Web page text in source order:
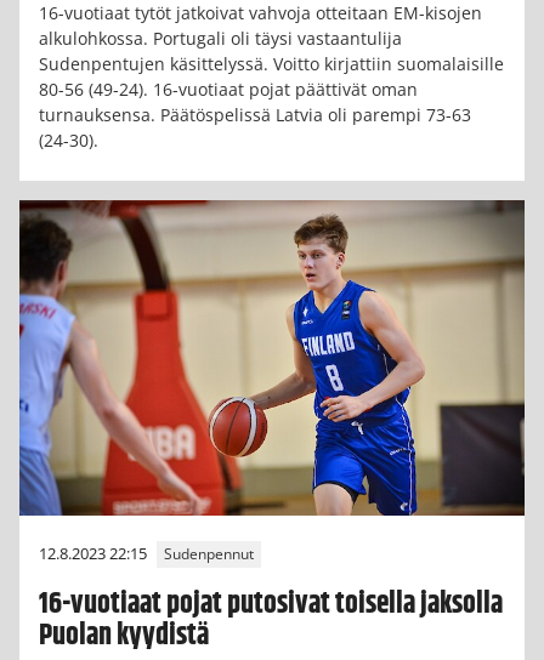
16-vuotiaat tytöt jatkoivat vahvoja otteitaan EM-kisojen
alkulohkossa. Portugali oli täysi vastaantulija
Sudenpentujen käsittelyssä. Voitto kirjattiin suomalaisille
80-56 (49-24). 16-vuotiaat pojat päättivät oman
turnauksensa. Päätöspelissä Latvia oli parempi 73-63
(24-30).
12.8.2023 22:15 Sudenpennut
16-vuotiaat pojat putosivat toisella jaksolla
Puolan kyydistä